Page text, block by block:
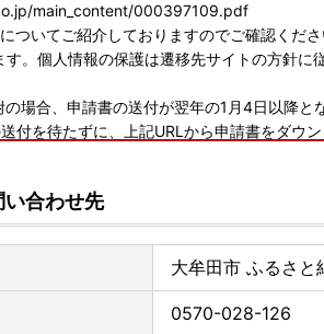
main_content/000397109.pdf
ついてご紹介しておりますのでご確認くださ
す。個人情報の保護は遷移先サイトの方針に
場合、申請書の送付が翌年の1月4日以降と
付を待たずに、上記URLから申請書をダウン
丁目3番地
部広報課
合わせ先
大牟田市 ふるさと
0570-028-126